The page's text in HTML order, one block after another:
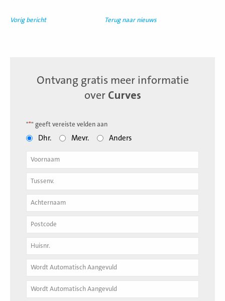
Vorig bericht Terug naar nieuws
Ontvang gratis meer informatie
over Curves
"*" geeft vereiste velden aan
Dhr. Mevr. Anders